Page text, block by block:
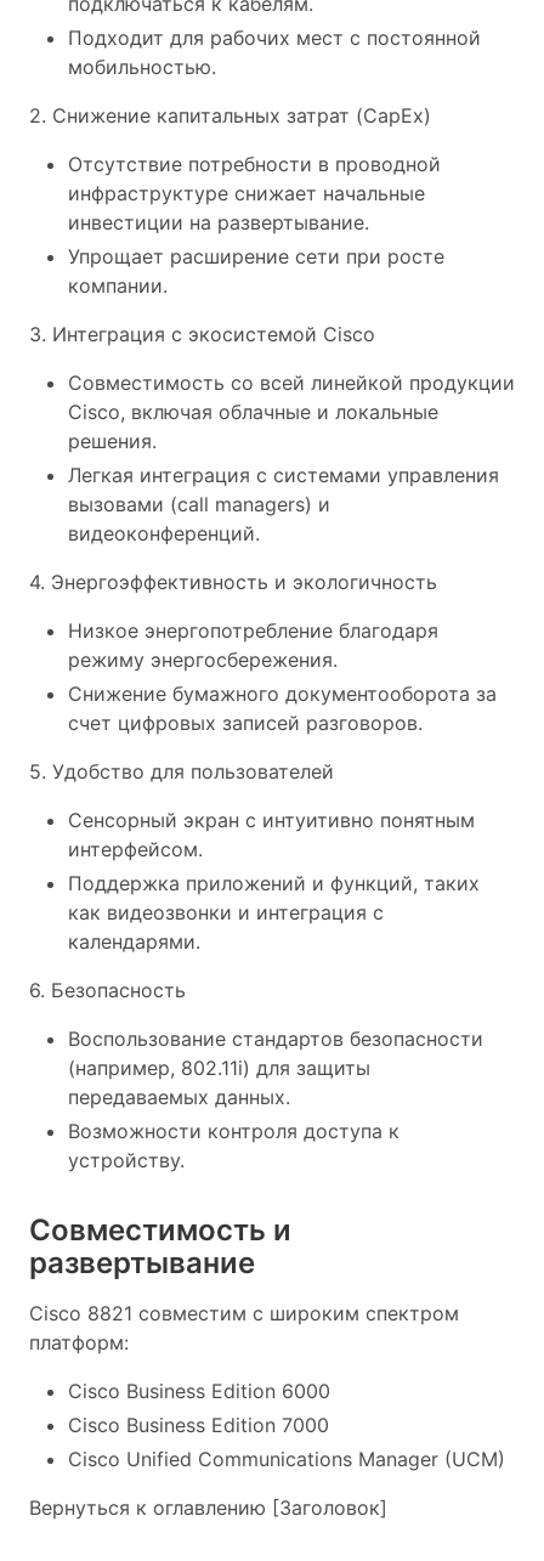
Подходит для рабочих мест с постоянной
мобильностью.
2. Снижение капитальных затрат (CapEx)
Отсутствие потребности в проводной
инфраструктуре снижает начальные
инвестиции на развертывание.
Упрощает расширение сети при росте
компании.
3. Интеграция с экосистемой Cisco
Совместимость со всей линейкой продукции
Cisco, включая облачные и локальные
решения.
Легкая интеграция с системами управления
вызовами (call managers) и
видеоконференций.
4. Энергоэффективность и экологичность
Низкое энергопотребление благодаря
режиму энергосбережения.
Снижение бумажного документооборота за
счет цифровых записей разговоров.
5. Удобство для пользователей
Сенсорный экран с интуитивно понятным
интерфейсом.
Поддержка приложений и функций, таких
как видеозвонки и интеграция с
календарями.
6. Безопасность
Воспользование стандартов безопасности
(например, 802.11i) для защиты
передаваемых данных.
Возможности контроля доступа к
устройству.
Совместимость и
развертывание
Cisco 8821 совместим с широким спектром
платформ:
Cisco Business Edition 6000
Cisco Business Edition 7000
Cisco Unified Communications Manager (UCM)
Вернуться к оглавлению [Заголовок]